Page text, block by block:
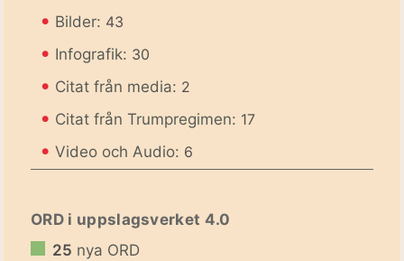
• Bilder: 43
• Infografik: 30
• Citat från media: 2
• Citat från Trumpregimen: 17
• Video och Audio: 6
ORD i uppslagsverket 4.0
25 nya ORD